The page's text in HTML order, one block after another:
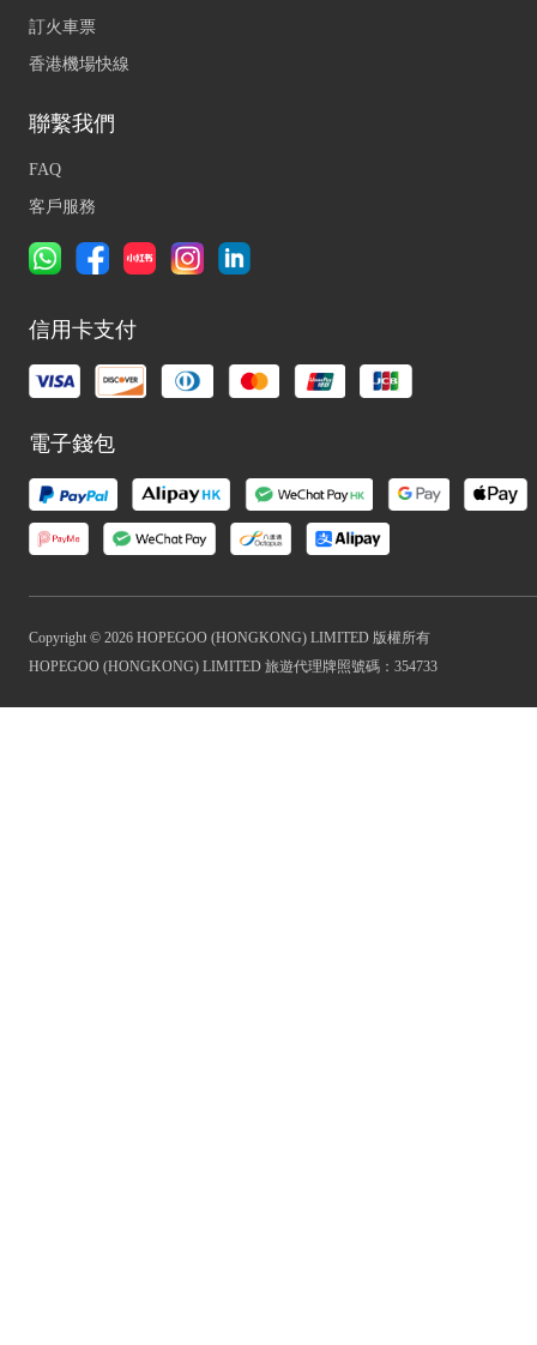
訂火車票
香港機場快線
聯繫我們
FAQ
客戶服務
信用卡支付
電子錢包
Copyright © 2026 HOPEGOO (HONGKONG) LIMITED 版權所有
HOPEGOO (HONGKONG) LIMITED 旅遊代理牌照號碼：354733